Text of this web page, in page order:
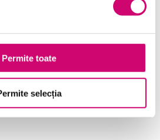
Permite toate
selecția
Limba engleză – Nivel C1